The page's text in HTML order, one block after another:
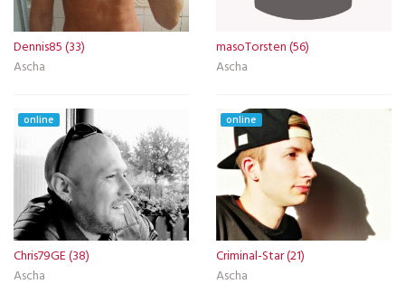
Dennis85 (33)
Ascha
masoTorsten (56)
Ascha
online
Chris79GE (38)
Ascha
online
Criminal-Star (21)
Ascha